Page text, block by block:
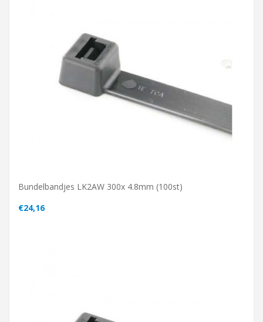
Bundelbandjes LK2AW 300x 4.8mm (100st)
€24,16